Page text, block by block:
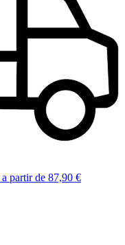
a partir de 87,90 €